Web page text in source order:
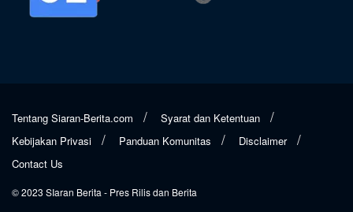
Tentang Siaran-Berita.com
Syarat dan Ketentuan
Kebijakan Privasi
Panduan Komunitas
Disclaimer
Contact Us
© 2023 SIaran Berita - Pres Rilis dan Berita